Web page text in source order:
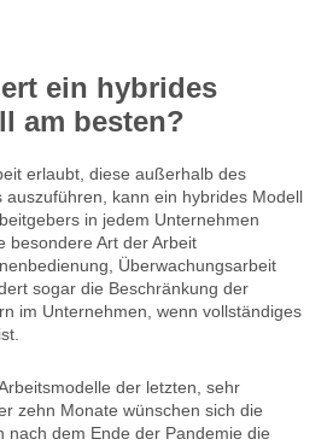
ein hybrides
am besten?
erlaubt, diese außerhalb des
auszuführen, kann ein hybrides Modell
in jedem Unternehmen
besondere Art der Arbeit
Überwachungsarbeit
sogar die Beschränkung der
im Unternehmen, wenn vollständiges
der letzten, sehr
zehn Monate wünschen sich die
nach dem Ende der Pandemie die